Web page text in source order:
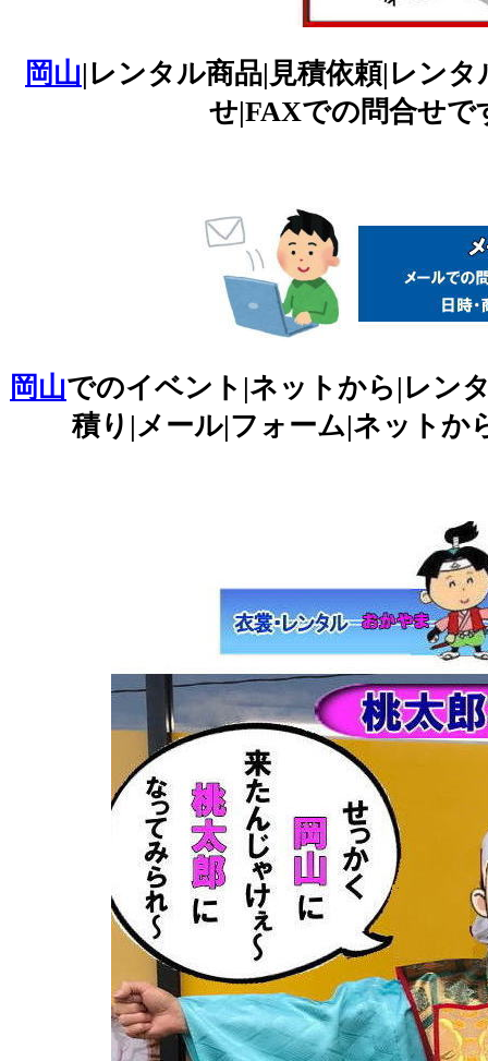
岡山|レンタル商品|見積依頼|レン
せ|FAXでの問合せで
岡山でのイベント|ネットから|レン
積り|メール|フォーム|ネットか